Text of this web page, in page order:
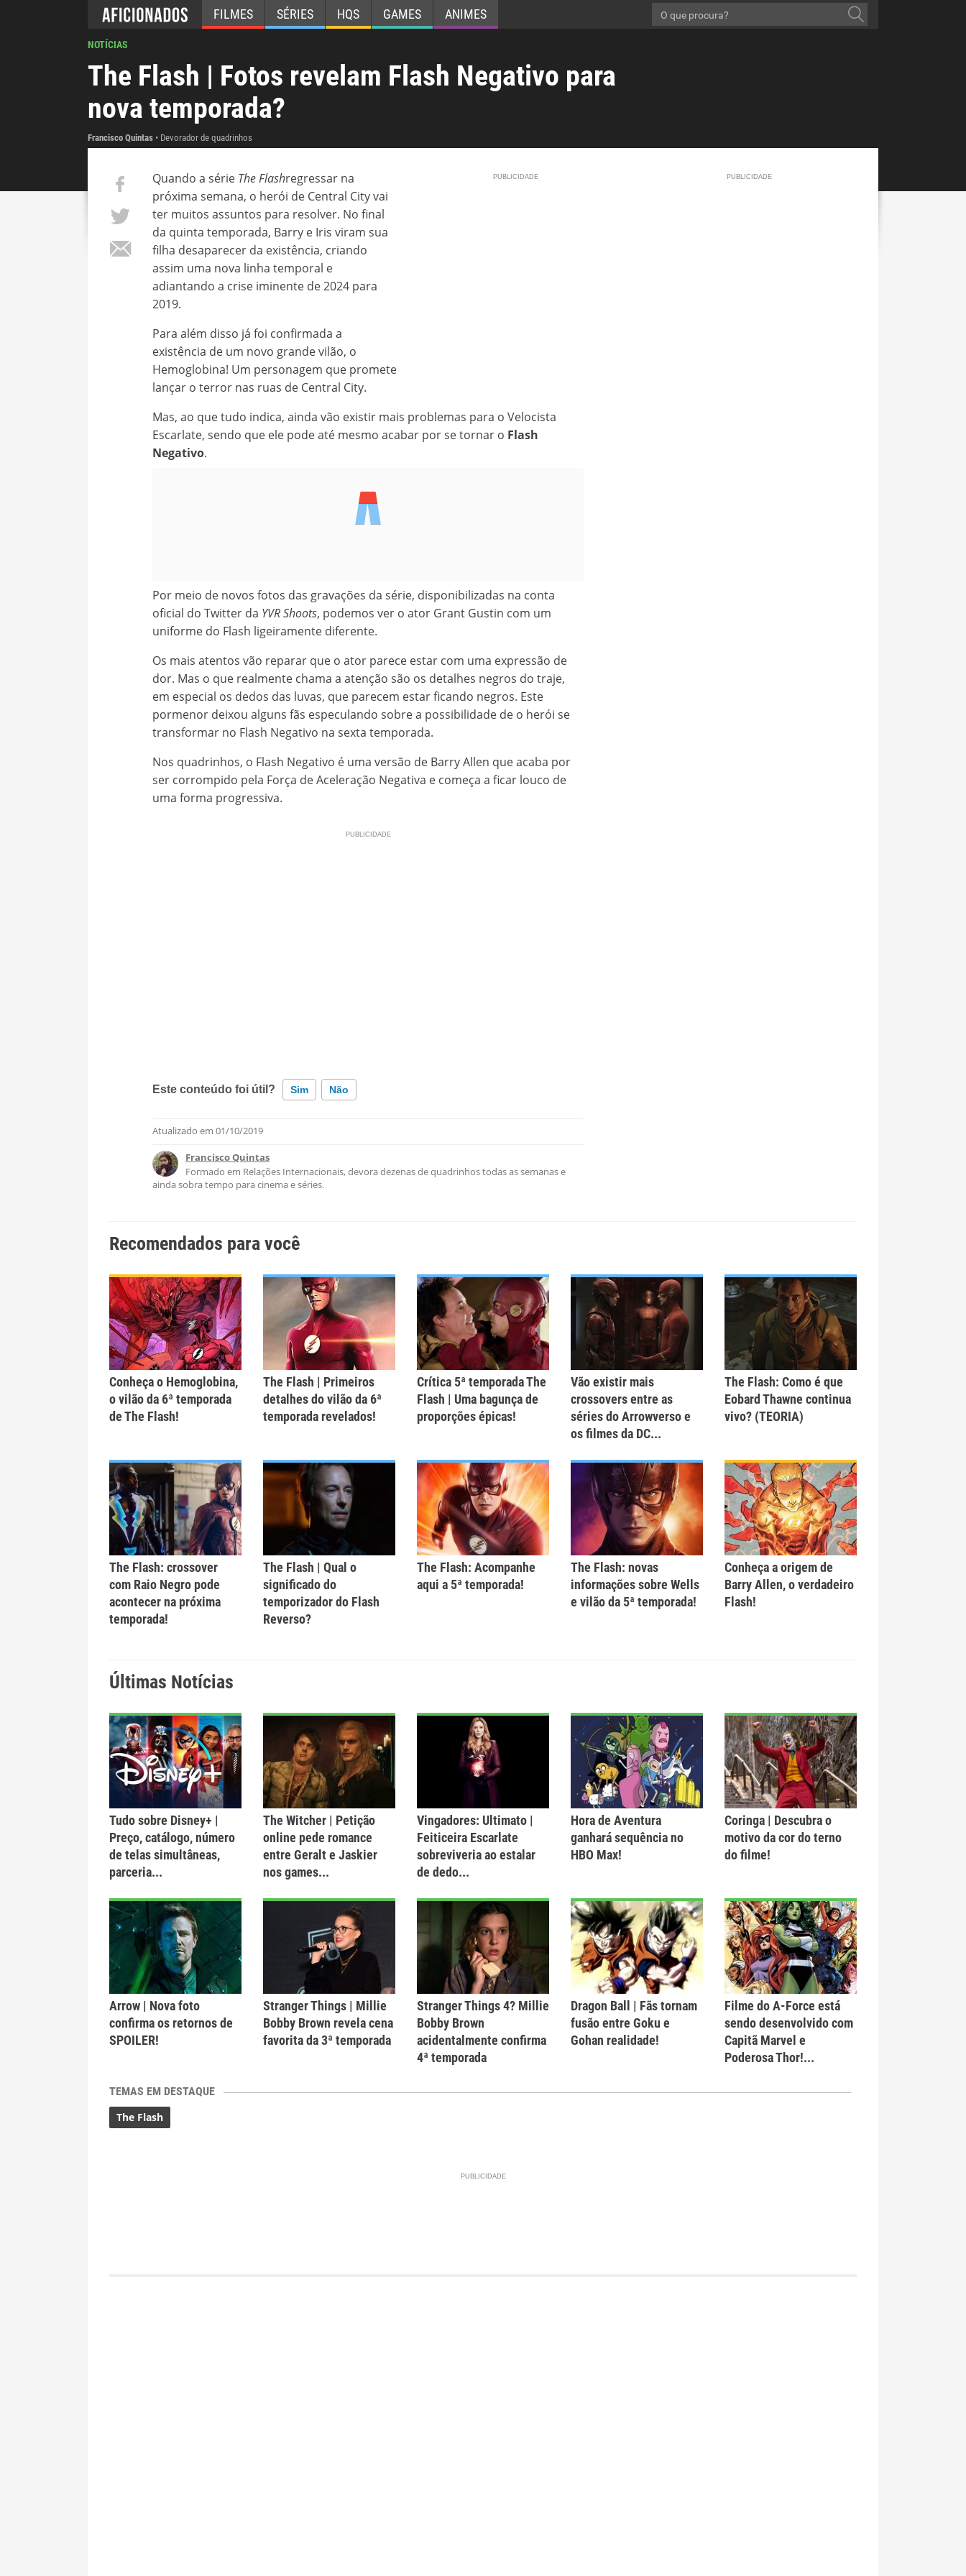
FILMES SÉRIES HQS GAMES ANIMES
NOTÍCIAS
The Flash | Fotos revelam Flash Negativo para
nova temporada?
Francisco Quintas Devorador de quadrinhos
Quando a série TheFlashregressar na
próxima semana, o herói de Central City vai
ter muitos assuntos para resolver. No final
da quinta temporada, Barry e Iris viram sua
filha desaparecer da existência, criando
assim uma nova linha temporal e
adiantando a crise iminente de 2024 para
2019.
Para além disso já foi confirmada a
existência de um novo grande vilão, o
Hemoglobina! Um personagem que promete
lançar o terror nas ruas de Central City.
Mas, ao que tudo indica, ainda vão existir mais problemas para o Velocista
Escarlate, sendo que ele pode até mesmo acabar por se tornar o Flash
Negativo.
Por meio de novos fotos das gravações da série, disponibilizadas na conta
oficial do Twitter da YVR Shoots, podemos ver o ator Grant Gustin com um
uniforme do Flash ligeiramente diferente.
Os mais atentos vão reparar que o ator parece estar com uma expressão de
dor. Mas o que realmente chama a atenção são os detalhes negros do traje,
em especial os dedos das luvas, que parecem estar ficando negros. Este
pormenor deixou alguns fãs especulando sobre a possibilidade de o herói se
transformar no Flash Negativo na sexta temporada.
Nos quadrinhos, o Flash Negativo é uma versão de Barry Allen que acaba por
ser corrompido pela Força de Aceleração Negativa e começa a ficar louco de
uma forma progressiva.
Este conteúdo foi útil? Sim Não
Este conteúdo contém informação incorreta
Este conteúdo não tem a informação que procuro
Atualizado em 01/10/2019
Francisco Quintas
Formado em Relações Internacionais, devora dezenas de quadrinhos todas as semanas e
ainda sobra tempo para cinema e séries.
Recomendados para você
Conheça o Hemoglobina,
o vilão da 6ª temporada
de The Flash!
The Flash | Primeiros
detalhes do vilão da 6ª
temporada revelados!
Crítica 5ª temporada The
Flash | Uma bagunça de
proporções épicas!
Vão existir mais
crossovers entre as
séries do Arrowverso e
os filmes da DC...
The Flash: Como é que
Eobard Thawne continua
vivo? (TEORIA)
The Flash: crossover
com Raio Negro pode
acontecer na próxima
temporada!
The Flash | Qual o
significado do
temporizador do Flash
Reverso?
The Flash: Acompanhe
aqui a 5ª temporada!
The Flash: novas
informações sobre Wells
e vilão da 5ª temporada!
Conheça a origem de
Barry Allen, o verdadeiro
Flash!
Últimas Notícias
Tudo sobre Disney+ |
Preço, catálogo, número
de telas simultâneas,
parceria...
The Witcher | Petição
online pede romance
entre Geralt e Jaskier
nos games...
Vingadores: Ultimato |
Feiticeira Escarlate
sobreviveria ao estalar
de dedo...
Hora de Aventura
ganhará sequência no
HBO Max!
Coringa | Descubra o
motivo da cor do terno
do filme!
Arrow | Nova foto
confirma os retornos de
SPOILER!
Stranger Things | Millie
Bobby Brown revela cena
favorita da 3ª temporada
Stranger Things 4? Millie
Bobby Brown
acidentalmente confirma
4ª temporada
Dragon Ball | Fãs tornam
fusão entre Goku e
Gohan realidade!
Filme do A-Force está
sendo desenvolvido com
Capitã Marvel e
Poderosa Thor!...
TEMAS EM DESTAQUE
The Flash